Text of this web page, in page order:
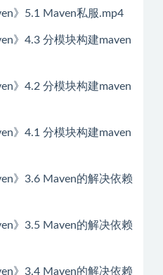
》5.1 Maven私服.mp4
》4.3 分模块构建maven
》4.2 分模块构建maven
》4.1 分模块构建maven
》3.6 Maven的解决依赖
》3.5 Maven的解决依赖
》3.4 Maven的解决依赖